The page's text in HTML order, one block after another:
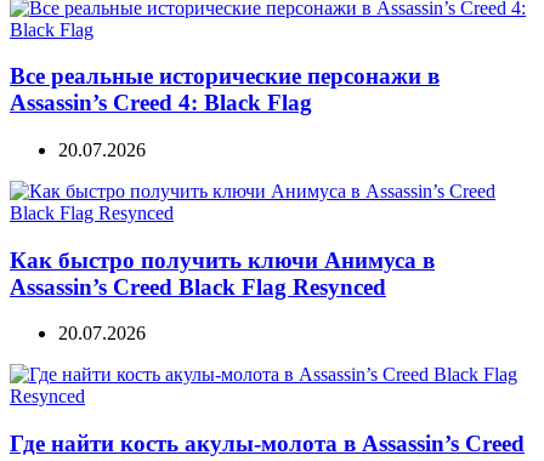
Все реальные исторические персонажи в
Assassin’s Creed 4: Black Flag
20.07.2026
Как быстро получить ключи Анимуса в
Assassin’s Creed Black Flag Resynced
20.07.2026
Где найти кость акулы-молота в Assassin’s Creed